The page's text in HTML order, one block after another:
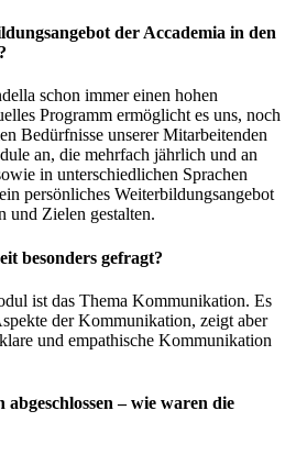
der Accademia in den
schon immer einen hohen
Programm ermöglicht es uns, noch
Bedürfnisse unserer Mitarbeitenden
an, die mehrfach jährlich und an
in unterschiedlichen Sprachen
persönliches Weiterbildungsangebot
und Zielen gestalten.
besonders gefragt?
ist das Thema Kommunikation. Es
der Kommunikation, zeigt aber
und empathische Kommunikation
– wie waren die